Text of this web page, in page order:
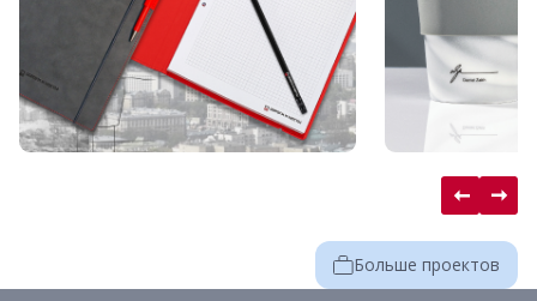
Больше проектов